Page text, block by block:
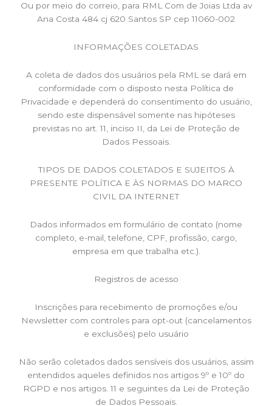
Ou por meio do correio, para RML Com de Joias Ltda av
Ana Costa 484 cj 620 Santos SP cep 11060-002
INFORMAÇÕES COLETADAS
A coleta de dados dos usuários pela RML se dará em
conformidade com o disposto nesta Política de
Privacidade e dependerá do consentimento do usuário,
sendo este dispensável somente nas hipóteses
previstas no art. 11, inciso II, da Lei de Proteção de
Dados Pessoais.
TIPOS DE DADOS COLETADOS E SUJEITOS À
PRESENTE POLÍTICA E ÀS NORMAS DO MARCO
CIVIL DA INTERNET
Dados informados em formulário de contato (nome
completo, e-mail, telefone, CPF, profissão, cargo,
empresa em que trabalha etc.).
Registros de acesso
Inscrições para recebimento de promoções e/ou
Newsletter com controles para opt-out (cancelamentos
e exclusões) pelo usuário
Não serão coletados dados sensíveis dos usuários, assim
entendidos aqueles definidos nos artigos 9º e 10º do
RGPD e nos artigos. 11 e seguintes da Lei de Proteção
de Dados Pessoais.